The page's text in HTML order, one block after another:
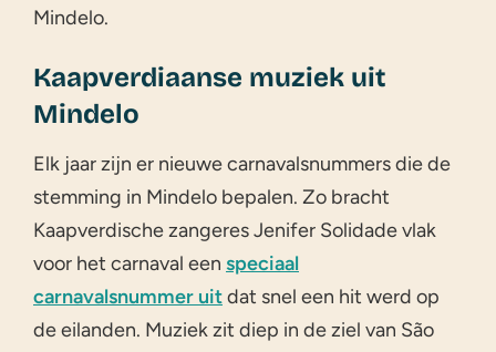
Mindelo.
Kaapverdiaanse muziek uit
Mindelo
Elk jaar zijn er nieuwe carnavalsnummers die de
stemming in Mindelo bepalen. Zo bracht
Kaapverdische zangeres Jenifer Solidade vlak
voor het carnaval een speciaal
carnavalsnummer uitdat snel een hit werd op
de eilanden. Muziek zit diep in de ziel van São